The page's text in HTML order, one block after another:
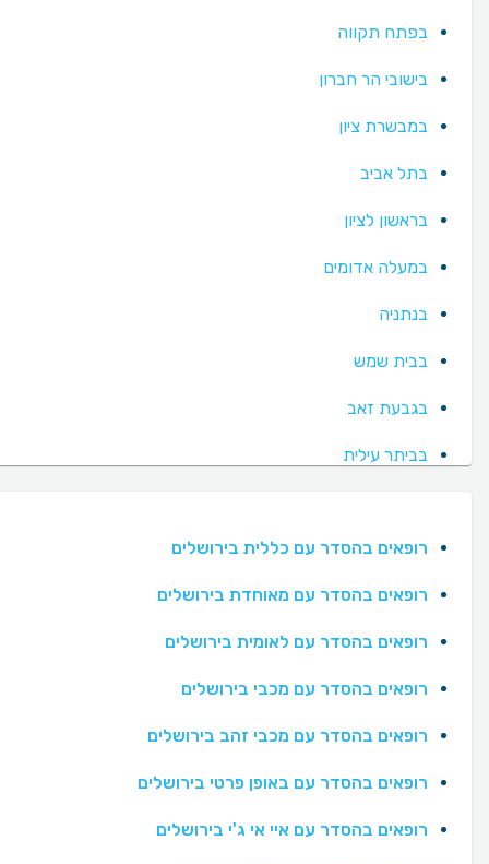
בפתח תקווה
בישובי הר חברון
במבשרת ציון
בתל אביב
בראשון לציון
במעלה אדומים
בנתניה
בבית שמש
בגבעת זאב
בביתר עילית
רופאים בהסדר עם כללית בירושלים
רופאים בהסדר עם מאוחדת בירושלים
רופאים בהסדר עם לאומית בירושלים
רופאים בהסדר עם מכבי בירושלים
רופאים בהסדר עם מכבי זהב בירושלים
רופאים בהסדר עם באופן פרטי בירושלים
רופאים בהסדר עם איי אי ג'י בירושלים